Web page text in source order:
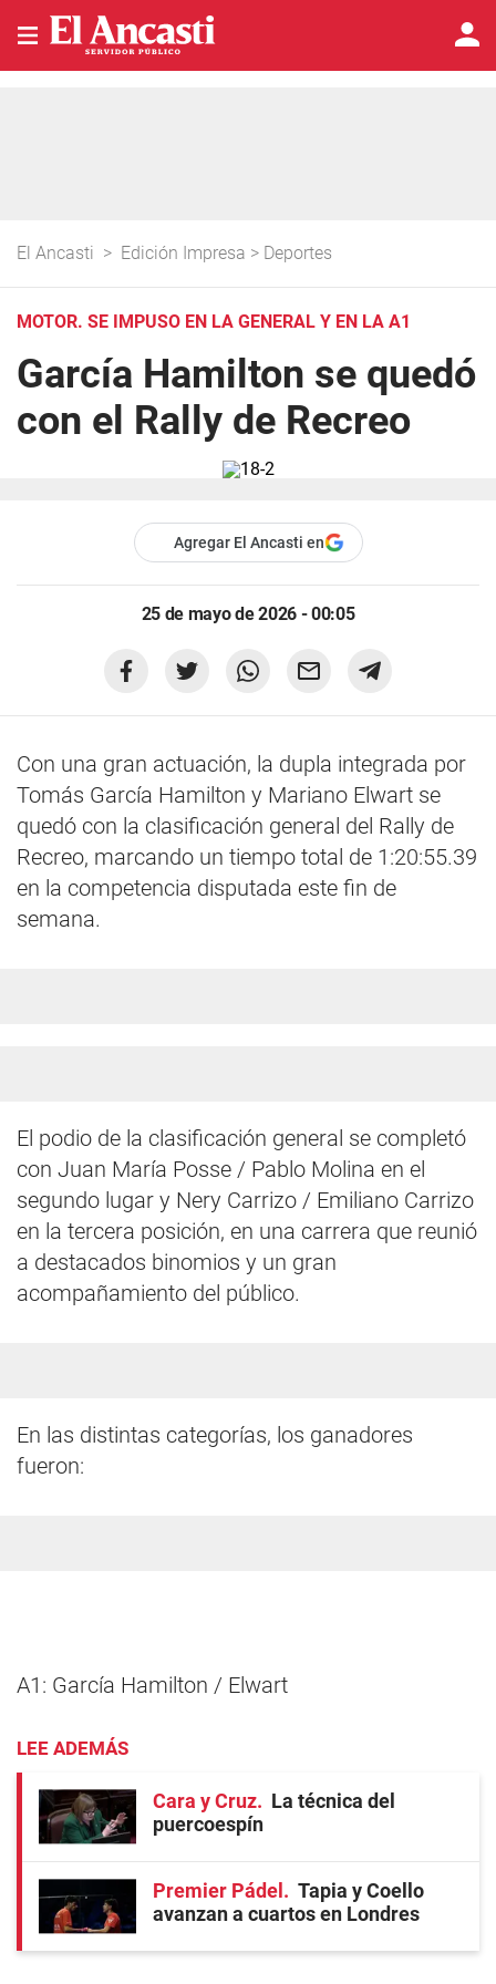
El Ancasti > Edición Impresa > Deportes
MOTOR. SE IMPUSO EN LA GENERAL Y EN LA A1
García Hamilton se quedó
con el Rally de Recreo
Agregar El Ancasti en
25 de mayo de 2026 - 00:05
Con una gran actuación, la dupla integrada por
Tomás García Hamilton y Mariano Elwart se
quedó con la clasificación general del Rally de
Recreo, marcando un tiempo total de 1:20:55.39
en la competencia disputada este fin de
semana.
El podio de la clasificación general se completó
con Juan María Posse / Pablo Molina en el
segundo lugar y Nery Carrizo / Emiliano Carrizo
en la tercera posición, en una carrera que reunió
a destacados binomios y un gran
acompañamiento del público.
En las distintas categorías, los ganadores
fueron:
A1: García Hamilton / Elwart
LEE ADEMÁS
Cara y Cruz
La técnica del
puercoespín
Premier Pádel
Tapia y Coello
avanzan a cuartos en Londres